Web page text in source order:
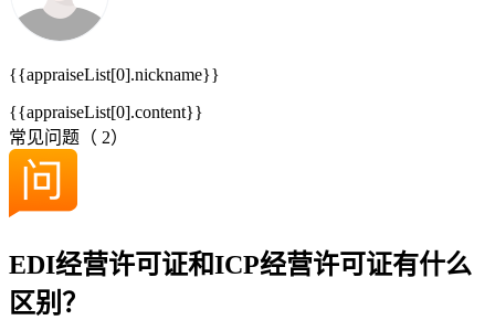
{{appraiseList[0].nickname}}
{{appraiseList[0].content}}
常见问题（ 2）
EDI经营许可证和ICP经营许可证有什么
区别？